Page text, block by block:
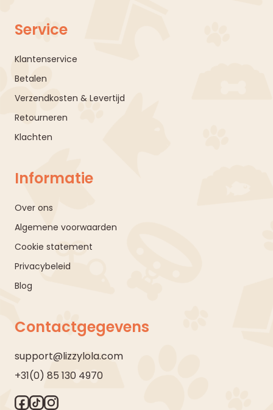
Service
Klantenservice
Betalen
Verzendkosten & Levertijd
Retourneren
Klachten
Informatie
Over ons
Algemene voorwaarden
Cookie statement
Privacybeleid
Blog
Contactgegevens
support@lizzylola.com
+31(0) 85 130 4970